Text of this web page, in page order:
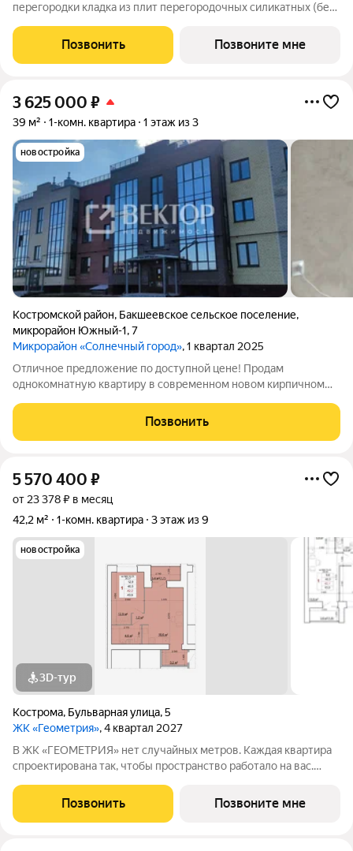
перегородки кладка из плит перегородочных силикатных (без
облицовочного кирпича и поризованного керамического
камня, оштукатуренные изнутри
Позвонить Позвоните мне
3 625 000 ₽
39 м² 1-комн. квартира 1 этаж из 3
новостройка
Костромской район, Бакшеевское сельское поселение,
микрорайон Южный-1,7
Микрорайон «Солнечный город», 1 квартал 2025
Отличное предложение по доступной цене! Продам
однокомнатную квартиру в современном новом кирпичном
с выходом на лоджию. Современный жилой комплекс с
концепцией Двор без машин! Дом
Позвонить
5 570 400 ₽
от 23 378 ₽ в месяц
42,2 м²
1-комн. квартира 3 этаж из 9
новостройка
3D-тур
Кострома, Бульварная улица,5
ЖК «Геометрия», 4 квартал 2027
В ЖК «ГЕОМЕТРИЯ» нет случайных метров. Каждая квартира
спроектирована так, чтобы пространство работало на вас.
потолков 2,7 м стены оштукатурены выполнена цементно-
песчаная стяжка пола установлена
Позвонить Позвоните мне